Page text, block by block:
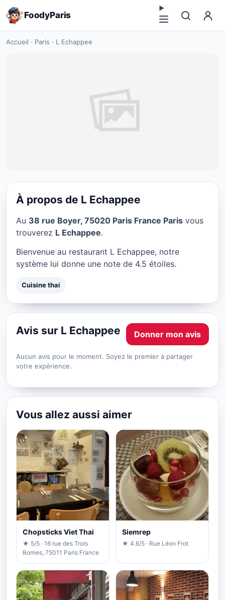
FoodyParis
Accueil · Paris · L Echappee
L Echappee à Paris
À propos de L Echappee
Au 38 rue Boyer, 75020 Paris France Paris vous
trouverez L Echappee.
Bienvenue au restaurant L Echappee, notre
système lui donne une note de 4.5 étoiles.
Cuisine thai
Avis sur L Echappee Donner mon avis
Aucun avis pour le moment. Soyez le premier à partager
votre expérience.
Vous allez aussi aimer
Chopsticks Viet Thai
★ 5/5 · 16 rue des Trois
Bornes, 75011 Paris France
Siemrep
★ 4.6/5 · Rue Léon Frot